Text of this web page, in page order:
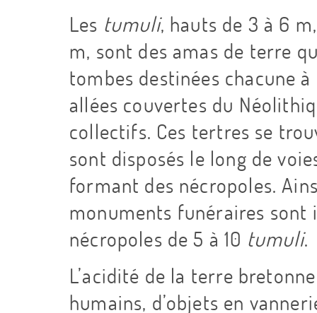
Les tumuli, hauts de 3 à 6
m, sont des amas de terre
tombes destinées chacune
allées couvertes du
collectifs. Ces tertres se
sont disposés le long de
formant des nécropoles.
monuments funéraires sont
nécropoles de 5 à 10 tumuli.
L’acidité de la terre
humains, d’objets en